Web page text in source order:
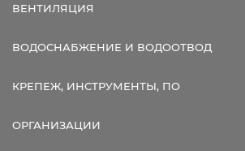
ВЕНТИЛЯЦИЯ
ВОДОСНАБЖЕНИЕ И ВОДООТВОД
КРЕПЕЖ, ИНСТРУМЕНТЫ, ПО
ОРГАНИЗАЦИИ